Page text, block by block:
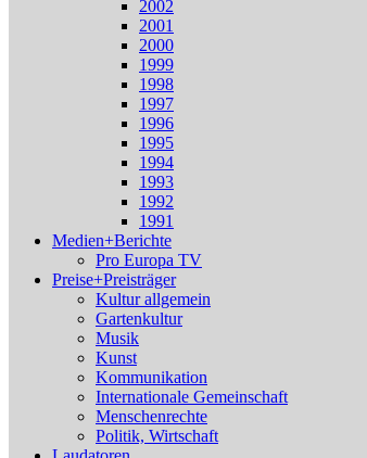
2002
2001
2000
1999
1998
1997
1996
1995
1994
1993
1992
1991
Medien+Berichte
Pro Europa TV
Preise+Preisträger
Kultur allgemein
Gartenkultur
Musik
Kunst
Kommunikation
Internationale Gemeinschaft
Menschenrechte
Politik, Wirtschaft